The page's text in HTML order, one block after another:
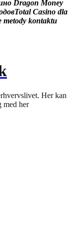
но Dragon Money
довTotal Casino dla
metody kontaktu
Her kan
med her